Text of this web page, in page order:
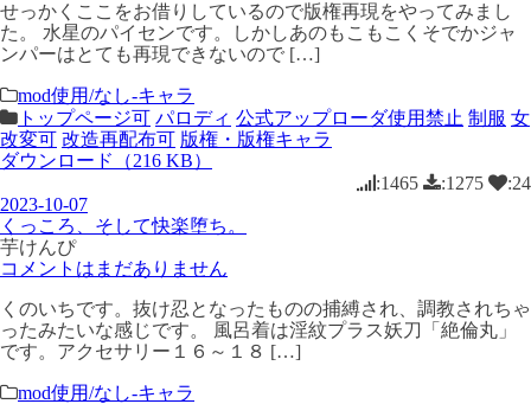
せっかくここをお借りしているので版権再現をやってみまし
た。 水星のパイセンです。しかしあのもこもこくそでかジャ
ンパーはとても再現できないので […]
mod使用/なし-キャラ
トップページ可 パロディ 公式アップローダ使用禁止 制服 女
改変可 改造再配布可 版権・版権キャラ
ダウンロード（216 KB）
:1465
:1275
:24
2023-10-07
くっころ、そして快楽堕ち。
芋けんぴ
コメントはまだありません
くのいちです。抜け忍となったものの捕縛され、調教されちゃ
ったみたいな感じです。 風呂着は淫紋プラス妖刀「絶倫丸」
です。アクセサリー１６～１８ […]
mod使用/なし-キャラ